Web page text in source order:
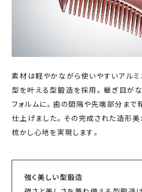
素材は軽やかながら使いやすいアル
型を叶える型鍛造を採用。継ぎ目が
フォルムに。歯の間隔や先端部分ま
仕上げました。その完成された造形
梳かし心地を実現します。
強く美しい型鍛造